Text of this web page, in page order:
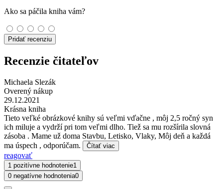
Ako sa páčila kniha vám?
Pridať recenziu
Recenzie čitateľov
Michaela Slezák
Overený nákup
29.12.2021
Krásna kniha
Tieto veľké obrázkové knihy sú veľmi vďačne , môj 2,5 ročný syn
ich miluje a vydrží pri tom veľmi dlho. Tiež sa mu rozšírila slovná
zásoba . Mame už doma Stavbu, Letisko, Vlaky, Môj deň a každá
ma úspech , odporúčam.
Čítať viac
reagovať
1 pozitívne hodnotenie1
0 negatívne hodnotenia0